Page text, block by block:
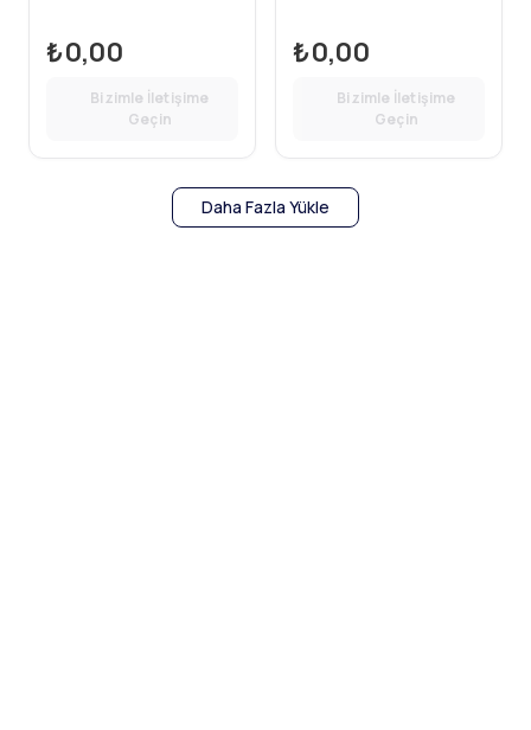
₺0,00
Bizimle İletişime
Geçin
₺0,00
Bizimle İletişime
Geçin
Daha Fazla Yükle